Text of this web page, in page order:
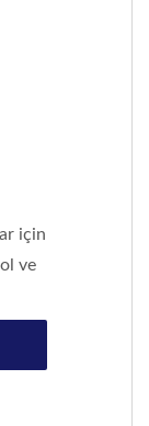
için
ve